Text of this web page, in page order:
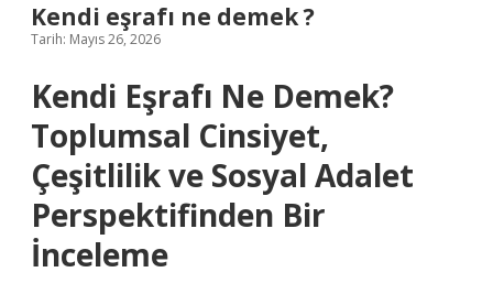
Kendi eşrafı ne demek ?
Tarih: Mayıs 26, 2026
Kendi Eşrafı Ne Demek?
Toplumsal Cinsiyet,
Çeşitlilik ve Sosyal Adalet
Perspektifinden Bir
İnceleme